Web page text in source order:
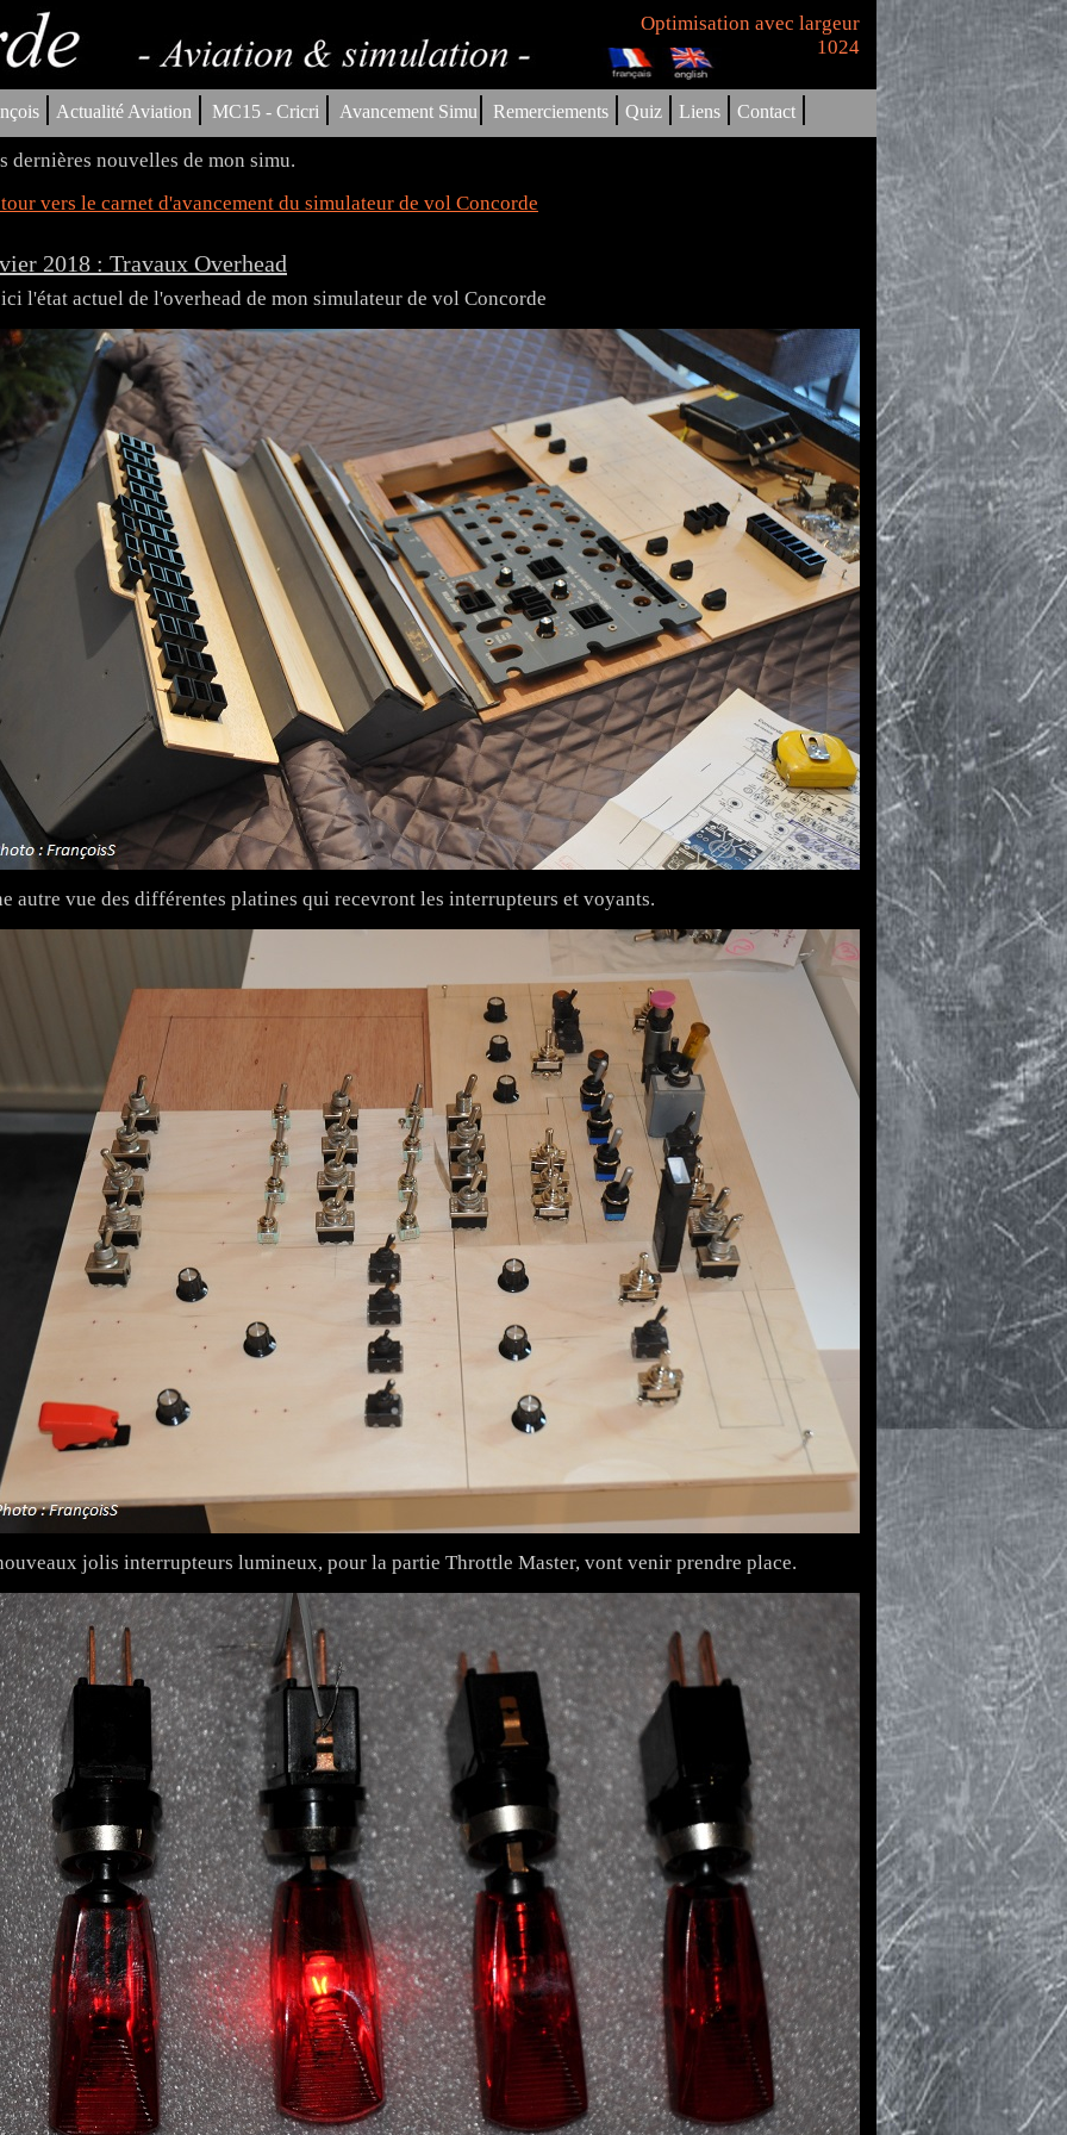
Optimisation avec largeur
1024
| Actualité Aviation | MC15 - Cricri | Avancement Simu| Remerciements | Quiz | Liens | Contact |
dernières nouvelles de mon simu.
vers le carnet d'avancement du simulateur de vol Concorde
2018 : Travaux Overhead
l'état actuel de l'overhead de mon simulateur de vol Concorde
autre vue des différentes platines qui recevront les interrupteurs et voyants.
jolis interrupteurs lumineux, pour la partie Throttle Master, vont venir prendre place.